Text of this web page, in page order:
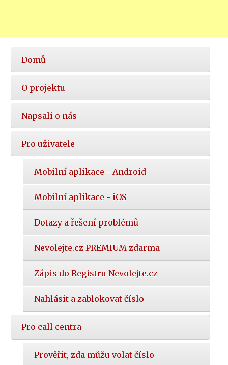
Hlavní
nabídka
Domů
O projektu
Napsali o nás
Pro uživatele
Mobilní aplikace - Android
Mobilní aplikace - iOS
Dotazy a řešení problémů
Nevolejte.cz PREMIUM zdarma
Zápis do Registru Nevolejte.cz
Nahlásit a zablokovat číslo
Pro call centra
Prověřit, zda můžu volat číslo